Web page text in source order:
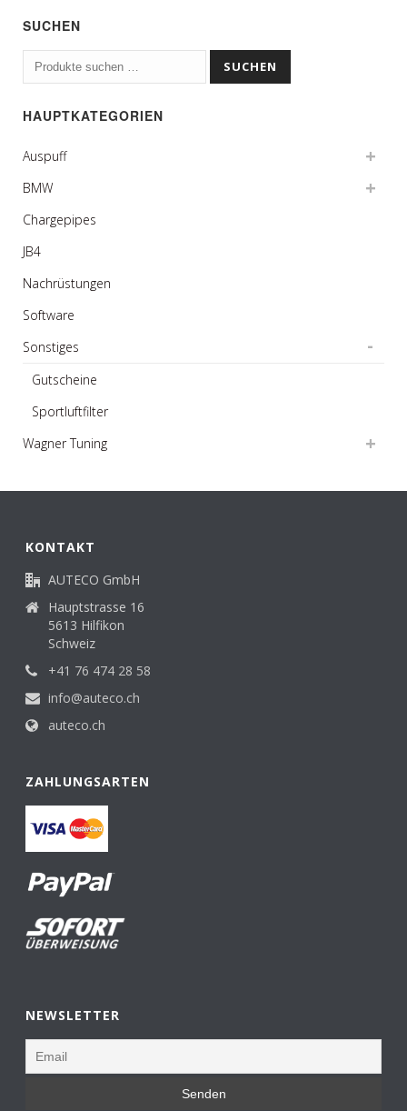
SUCHEN
Suchen
nach:
SUCHEN
HAUPTKATEGORIEN
Auspuff
BMW
Chargepipes
JB4
Nachrüstungen
Software
Sonstiges
Gutscheine
Sportluftfilter
Wagner Tuning
KONTAKT
AUTECO GmbH
Hauptstrasse 16
5613 Hilfikon
Schweiz
+41 76 474 28 58
info@auteco.ch
auteco.ch
ZAHLUNGSARTEN
NEWSLETTER